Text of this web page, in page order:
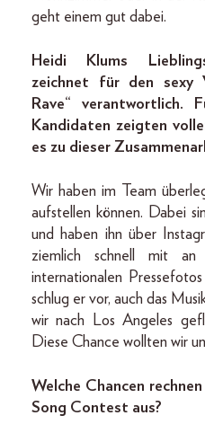
geht einem gut dabei.
Heidi Klums
zeichnet für den sexy
Rave“ verantwortlich.
Kandidaten zeigten
es zu dieser
Wir haben im Team
aufstellen können. Dabei
und haben ihn über
ziemlich schnell mit
internationalen
schlug er vor, auch das
wir nach Los Angeles
Diese Chance wollten wir
Welche Chancen
Song Contest aus?